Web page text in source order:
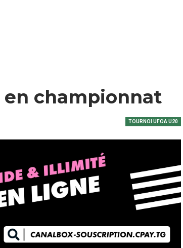
en championnat
TOURNOI UFOA U20